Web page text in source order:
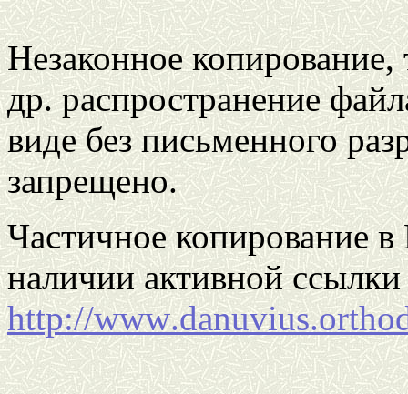
Незаконное
др. распространение
виде без письменного
запрещено.
Частичное копирование
наличии активной ссылки
http://www.danuvius.